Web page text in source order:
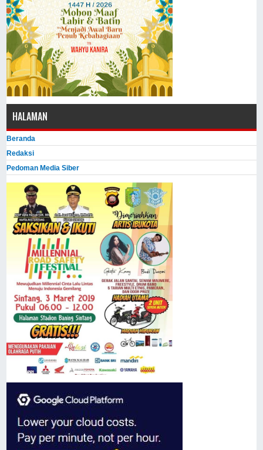
HALAMAN
Beranda
Redaksi
Pedoman Media Siber